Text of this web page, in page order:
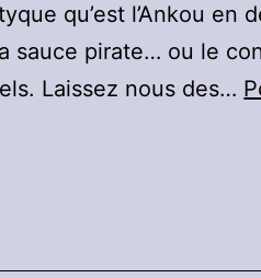
qu’est l’Ankou en
sauce pirate… ou le
Laissez nous des…